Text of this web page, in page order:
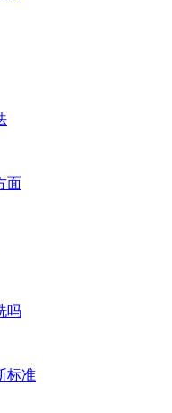
面
吗
标准​